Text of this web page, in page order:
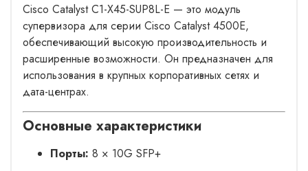
Cisco Catalyst C1-X45-SUP8L-E — это модуль
супервизора для серии Cisco Catalyst 4500E,
обеспечивающий высокую производительность и
расширенные возможности. Он предназначен для
использования в крупных корпоративных сетях и
дата-центрах.
Основные характеристики
Порты: 8 × 10G SFP+